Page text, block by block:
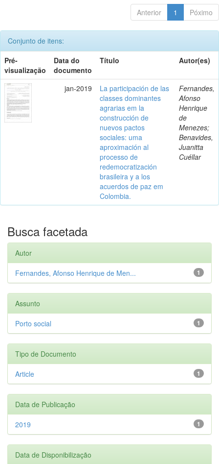
Anterior 1 Póximo
Conjunto de itens:
Pré-
visualização
Data do
documento
Título Autor(es)
jan-2019
La participación de las
classes dominantes
agrarias em la
construcción de
nuevos pactos
sociales: uma
aproximación al
processo de
redemocratización
brasileira y a los
acuerdos de paz em
Colombia.
Fernandes,
Afonso
Henrique
de
Menezes;
Benavides,
Juanitta
Cuéllar
Busca facetada
Autor
1
Fernandes, Afonso Henrique de Men...
Assunto
1
Porto social
Tipo de Documento
1
Article
Data de Publicação
1
2019
Data de Disponibilização